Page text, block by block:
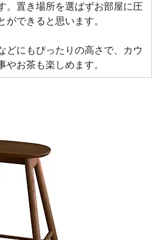
。置き場所を選ばずお部屋に圧
ができると思います。
どにもぴったりの高さで、カウ
やお茶も楽しめます。